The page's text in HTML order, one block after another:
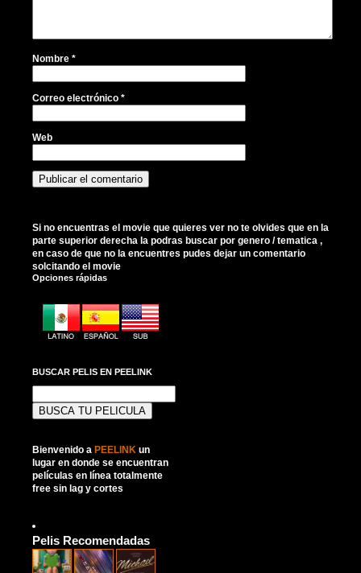
Nombre *
Correo electrónico *
Web
Si no encuentras el movie que quieres ver no te olvides que en la
parte superior derecha la podras buscar por genero / tematica ,
en caso de que no la encuentres pudes dejar un comentario
solcitando el movie
Opciones rápidas
BUSCAR PELIS EN PEELINK
Bienvenido a PEELINK un
lugar en donde se encuentran
películas en línea totalmente
free sin lag y cortes
Pelis Recomendadas